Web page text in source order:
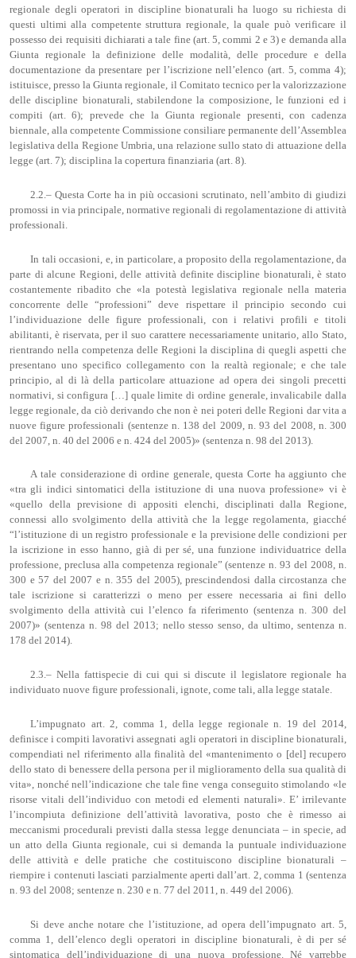
regionale degli operatori in discipline bionaturali ha luogo su richiesta di
questi ultimi alla competente struttura regionale, la quale può verificare il
possesso dei requisiti dichiarati a tale fine (art. 5, commi 2 e 3) e demanda alla
Giunta regionale la definizione delle modalità, delle procedure e della
documentazione da presentare per l’iscrizione nell’elenco (art. 5, comma 4);
istituisce, presso la Giunta regionale, il Comitato tecnico per la valorizzazione
delle discipline bionaturali, stabilendone la composizione, le funzioni ed i
compiti (art. 6); prevede che la Giunta regionale presenti, con cadenza
biennale, alla competente Commissione consiliare permanente dell’Assemblea
legislativa della Regione Umbria, una relazione sullo stato di attuazione della
legge (art. 7); disciplina la copertura finanziaria (art. 8).
2.2.– Questa Corte ha in più occasioni scrutinato, nell’ambito di giudizi
promossi in via principale, normative regionali di regolamentazione di attività
professionali.
In tali occasioni, e, in particolare, a proposito della regolamentazione, da
parte di alcune Regioni, delle attività definite discipline bionaturali, è stato
costantemente ribadito che «la potestà legislativa regionale nella materia
concorrente delle “professioni” deve rispettare il principio secondo cui
l’individuazione delle figure professionali, con i relativi profili e titoli
abilitanti, è riservata, per il suo carattere necessariamente unitario, allo Stato,
rientrando nella competenza delle Regioni la disciplina di quegli aspetti che
presentano uno specifico collegamento con la realtà regionale; e che tale
principio, al di là della particolare attuazione ad opera dei singoli precetti
normativi, si configura […] quale limite di ordine generale, invalicabile dalla
legge regionale, da ciò derivando che non è nei poteri delle Regioni dar vita a
nuove figure professionali (sentenze n. 138 del 2009, n. 93 del 2008, n. 300
del 2007, n. 40 del 2006 e n. 424 del 2005)» (sentenza n. 98 del 2013).
A tale considerazione di ordine generale, questa Corte ha aggiunto che
«tra gli indici sintomatici della istituzione di una nuova professione» vi è
«quello della previsione di appositi elenchi, disciplinati dalla Regione,
connessi allo svolgimento della attività che la legge regolamenta, giacché
“l’istituzione di un registro professionale e la previsione delle condizioni per
la iscrizione in esso hanno, già di per sé, una funzione individuatrice della
professione, preclusa alla competenza regionale” (sentenze n. 93 del 2008, n.
300 e 57 del 2007 e n. 355 del 2005), prescindendosi dalla circostanza che
tale iscrizione si caratterizzi o meno per essere necessaria ai fini dello
svolgimento della attività cui l’elenco fa riferimento (sentenza n. 300 del
2007)» (sentenza n. 98 del 2013; nello stesso senso, da ultimo, sentenza n.
178 del 2014).
2.3.– Nella fattispecie di cui qui si discute il legislatore regionale ha
individuato nuove figure professionali, ignote, come tali, alla legge statale.
L’impugnato art. 2, comma 1, della legge regionale n. 19 del 2014,
definisce i compiti lavorativi assegnati agli operatori in discipline bionaturali,
compendiati nel riferimento alla finalità del «mantenimento o [del] recupero
dello stato di benessere della persona per il miglioramento della sua qualità di
vita», nonché nell’indicazione che tale fine venga conseguito stimolando «le
risorse vitali dell’individuo con metodi ed elementi naturali». E’ irrilevante
l’incompiuta definizione dell’attività lavorativa, posto che è rimesso ai
meccanismi procedurali previsti dalla stessa legge denunciata – in specie, ad
un atto della Giunta regionale, cui si demanda la puntuale individuazione
delle attività e delle pratiche che costituiscono discipline bionaturali –
riempire i contenuti lasciati parzialmente aperti dall’art. 2, comma 1 (sentenza
n. 93 del 2008; sentenze n. 230 e n. 77 del 2011, n. 449 del 2006).
Si deve anche notare che l’istituzione, ad opera dell’impugnato art. 5,
comma 1, dell’elenco degli operatori in discipline bionaturali, è di per sé
sintomatica dell’individuazione di una nuova professione. Né varrebbe